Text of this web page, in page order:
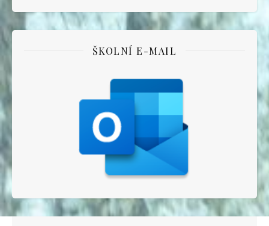
ŠKOLNÍ E-MAIL